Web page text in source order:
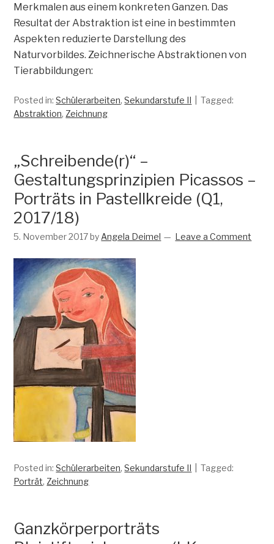
Merkmalen aus einem konkreten Ganzen. Das
Resultat der Abstraktion ist eine in bestimmten
Aspekten reduzierte Darstellung des
Naturvorbildes. Zeichnerische Abstraktionen von
Tierabbildungen:
Posted in:Schülerarbeiten,Sekundarstufe II
Tagged:
Abstraktion, Zeichnung
„Schreibende(r)“ –
Gestaltungsprinzipien Picassos –
Porträts in Pastellkreide (Q1,
2017/18)
5. November 2017by Angela Deimel Leave a Comment
Posted in:Schülerarbeiten,Sekundarstufe II
Tagged:
Porträt, Zeichnung
Ganzkörperporträts